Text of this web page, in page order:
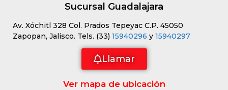
Sucursal Guadalajara
Av. Xóchitl 328 Col. Prados Tepeyac C.P. 45050
Zapopan, Jalisco. Tels. (33) 15940296 y 15940297
Llamar
Ver mapa de ubicación